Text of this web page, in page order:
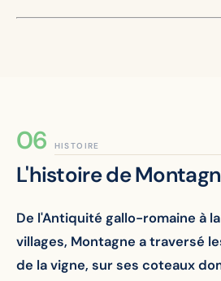
HISTOIRE
L'histoire de
De l'Antiquité gallo-romaine à
villages, Montagne a traversé
de la vigne, sur ses coteaux